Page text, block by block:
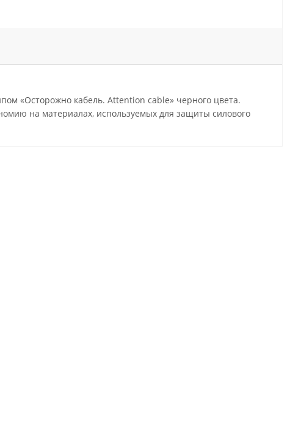
«Осторожно кабель. Attention cable» черного цвета.
на материалах, используемых для защиты силового